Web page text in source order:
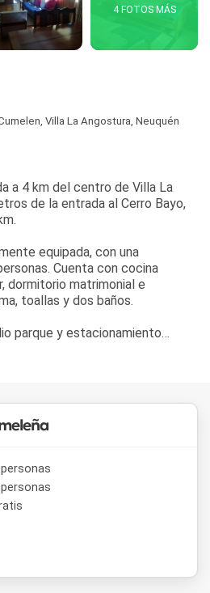
4 FOTOS MÁS
Villa La Angostura Neuquén
a 4 km del centro de Villa La
de la entrada al Cerro Bayo,
equipada, con una
Cuenta con cocina
dormitorio matrimonial e
toallas y dos baños.
parque y estacionamiento